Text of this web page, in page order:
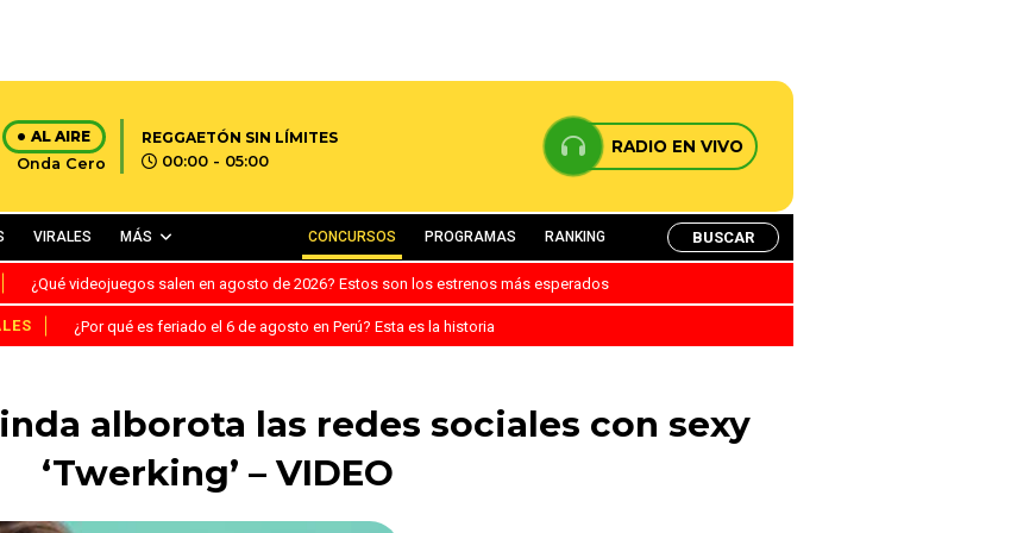
AL AIRE
Onda Cero
REGGAETÓN SIN LÍMITES
00:00 - 05:00
RADIO EN VIVO
VIRALES MÁS CONCURSOS PROGRAMAS RANKING BUSCAR
¿Qué videojuegos salen en agosto de 2026? Estos son los estrenos más esperados
¿Por qué es feriado el 6 de agosto en Perú? Esta es la historia
alborota las redes sociales con sexy
‘Twerking’ – VIDEO